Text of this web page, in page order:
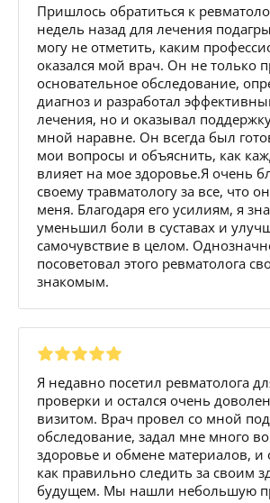
Пришлось обратиться к
недель назад для лечения
могу не отметить, каким
оказался мой врач. Он не только
основательное обследование,
диагноз и разработал
лечения, но и оказывал
мной наравне. Он всегда был
мои вопросы и объяснить, как
влияет на мое здоровье.Я очень
своему травматологу за все, что
меня. Благодаря его усилиям, я
уменьшил боли в суставах и
самочувствие в целом.
посоветовал этого ревматолога
знакомым.
Я недавно посетил ревматолога
проверки и остался очень
визитом. Врач провел со мной
обследование, задал мне много
здоровье и обмене материалов, и
как правильно следить за своим
будущем. Мы нашли небольшую